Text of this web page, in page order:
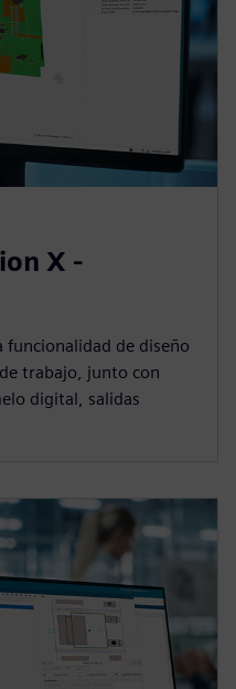
X -
funcionalidad de diseño
trabajo, junto con
digital, salidas